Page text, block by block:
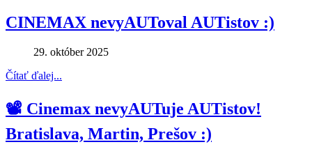
CINEMAX nevyAUToval AUTistov :)
29. október 2025
Čítať ďalej...
📽 Cinemax nevyAUTuje AUTistov!
Bratislava, Martin, Prešov :)